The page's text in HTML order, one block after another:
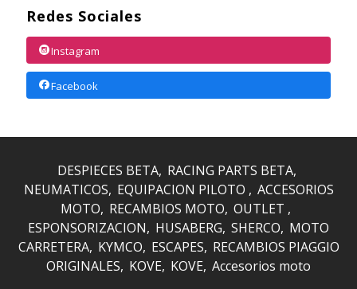
Redes Sociales
Instagram
Facebook
DESPIECES BETA RACING PARTS BETA
NEUMATICOS EQUIPACION PILOTO
ACCESORIOS
MOTO RECAMBIOS MOTO OUTLET
ESPONSORIZACION
HUSABERG SHERCO MOTO
CARRETERA KYMCO ESCAPES RECAMBIOS PIAGGIO
ORIGINALES KOVE KOVE Accesorios moto